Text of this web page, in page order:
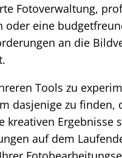
Fotoverwaltung,
oder eine
an die
Tools zu
dasjenige zu finden,
kreativen Ergebnisse
auf dem